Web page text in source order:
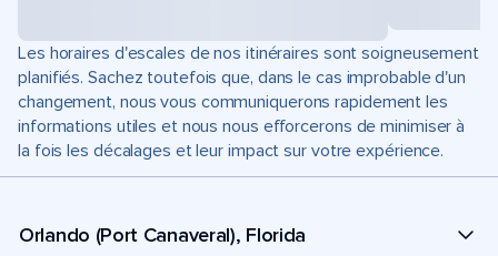
Les horaires d'escales de nos itinéraires sont soigneusement
planifiés. Sachez toutefois que, dans le cas improbable d'un
changement, nous vous communiquerons rapidement les
informations utiles et nous nous efforcerons de minimiser à
la fois les décalages et leur impact sur votre expérience.
Orlando (Port Canaveral), Florida